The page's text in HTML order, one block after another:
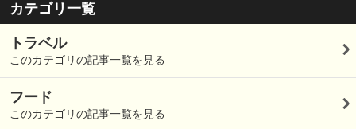
カテゴリ一覧
トラベル
このカテゴリの記事一覧を見る
フード
このカテゴリの記事一覧を見る